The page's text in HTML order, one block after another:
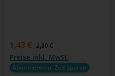
Verkaufspreis:
1,43 € Regulärer Preis:
2,30 €
Preise inkl. MwSt.
Abonnieren u. Zeit sparen